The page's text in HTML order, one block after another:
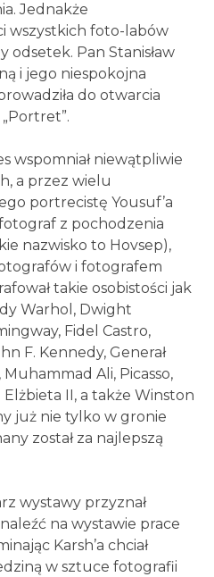
Jednakże
wszystkich foto-labów
odsetek. Pan Stanisław
i jego niespokojna
do otwarcia
wspomniał niewątpliwie
a przez wielu
portrecistę Yousuf’a
fotograf z pochodzenia
nazwisko to Hovsep),
i fotografem
takie osobistości jak
Warhol, Dwight
Fidel Castro,
F. Kennedy, Generał
Ali, Picasso,
Elżbieta II, a także Winston
już nie tylko w gronie
został za najlepszą
wystawy przyznał
na wystawie prace
Karsh’a chciał
w sztuce fotografii